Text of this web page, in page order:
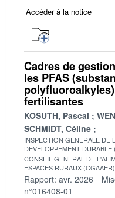
Accéder à la notice
Cadres de
les PFAS
fertilisantes
KOSUTH, Pascal
SCHMIDT, Céline
INSPECTION GENERALE DE
DEVELOPPEMENT DURABLE
CONSEIL GENERAL DE
ESPACES RURAUX (CGAAER)
Rapport: avr. 2026
n°016408-01